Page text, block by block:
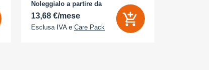
Noleggialo a partire da
13,68 €/mese
Esclusa IVA e Care Pack